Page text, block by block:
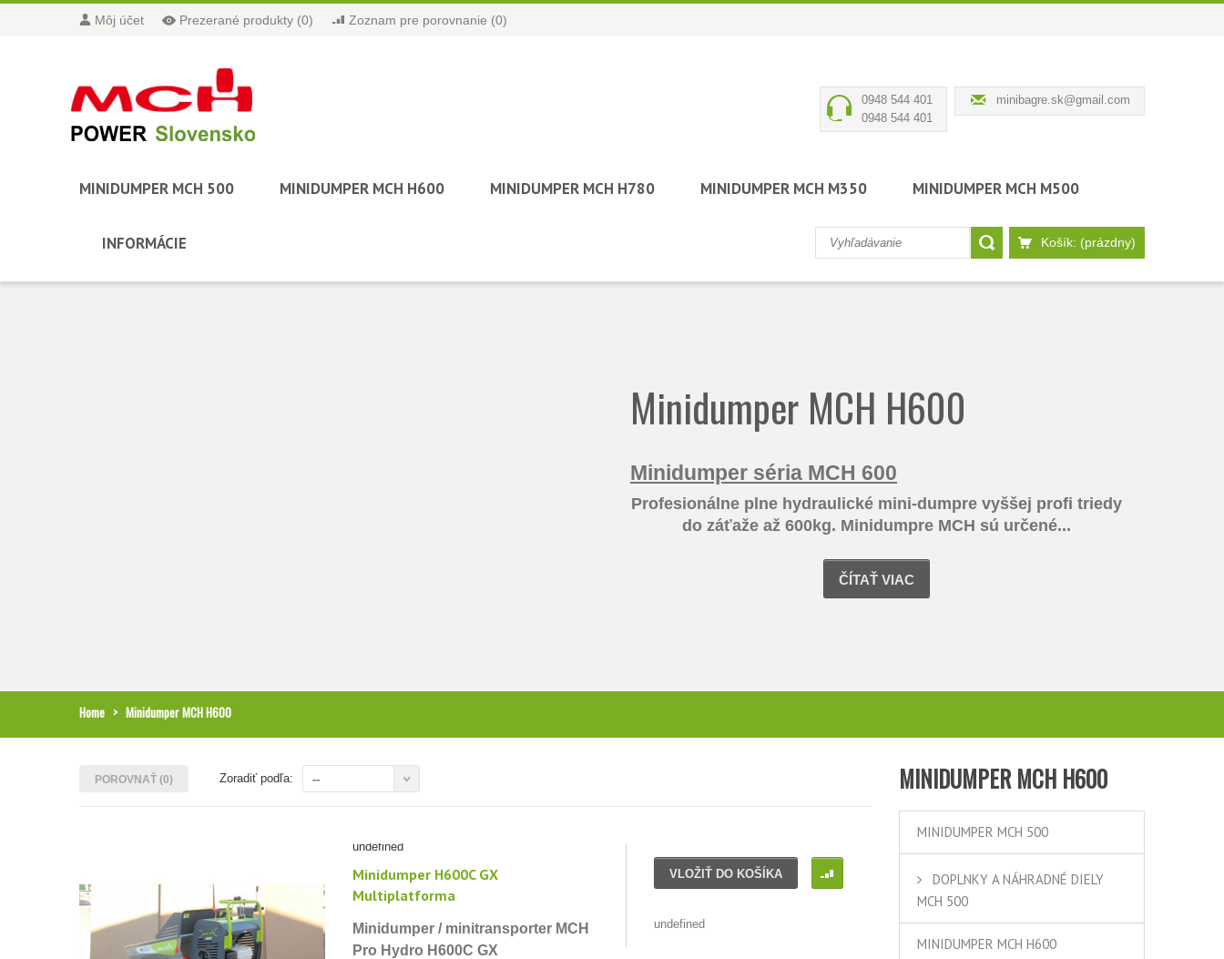
Môj účet Prezerané produkty (0) Zoznam pre porovnanie (0)
minibagre.sk@gmail.com
0948 544 401
0948 544 401
MINIDUMPER MCH 500 MINIDUMPER MCH H600 MINIDUMPER MCH H780 MINIDUMPER MCH M350 MINIDUMPER MCH M500
INFORMÁCIE Košík: (prázdny)
Minidumper MCH H600
Minidumper séria MCH 600
Profesionálne plne hydraulické mini-dumpre vyššej profi triedy
do záťaže až 600kg. Minidumpre MCH sú určené...
ČÍTAŤ VIAC
Home > Minidumper MCH H600
POROVNAŤ (0) Zoradiť podľa: --
undefined
Minidumper H600C GX
Multiplatforma
Minidumper / minitransporter MCH
Pro Hydro H600C GX
VLOŽIŤ DO KOŠÍKA I
undefined
MINIDUMPER MCH H600
MINIDUMPER MCH 500
DOPLNKY A NÁHRADNÉ DIELY
MCH 500
MINIDUMPER MCH H600